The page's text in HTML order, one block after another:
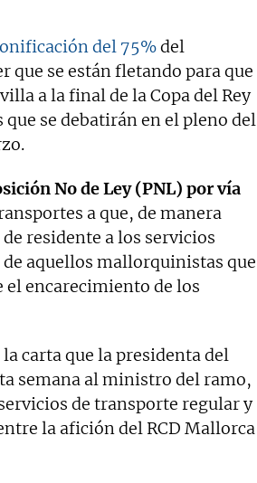
del 75%del
que se están fletando para que
a la final de la Copa del Rey
se debatirán en el pleno del
No de Ley (PNL) por vía
a que, de manera
residente a los servicios
aquellos mallorquinistas que
encarecimiento de los
carta que la presidenta del
semana al ministro del ramo,
de transporte regular y
la afición del RCD Mallorca